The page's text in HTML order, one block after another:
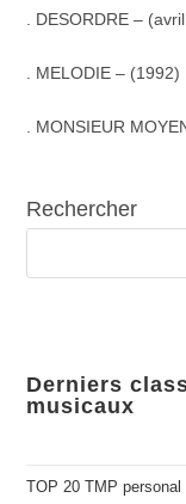
. DESORDRE –
. MELODIE – (1992)
. MONSIEUR
Rechercher
Derniers
musicaux
TOP 20 TMP personal